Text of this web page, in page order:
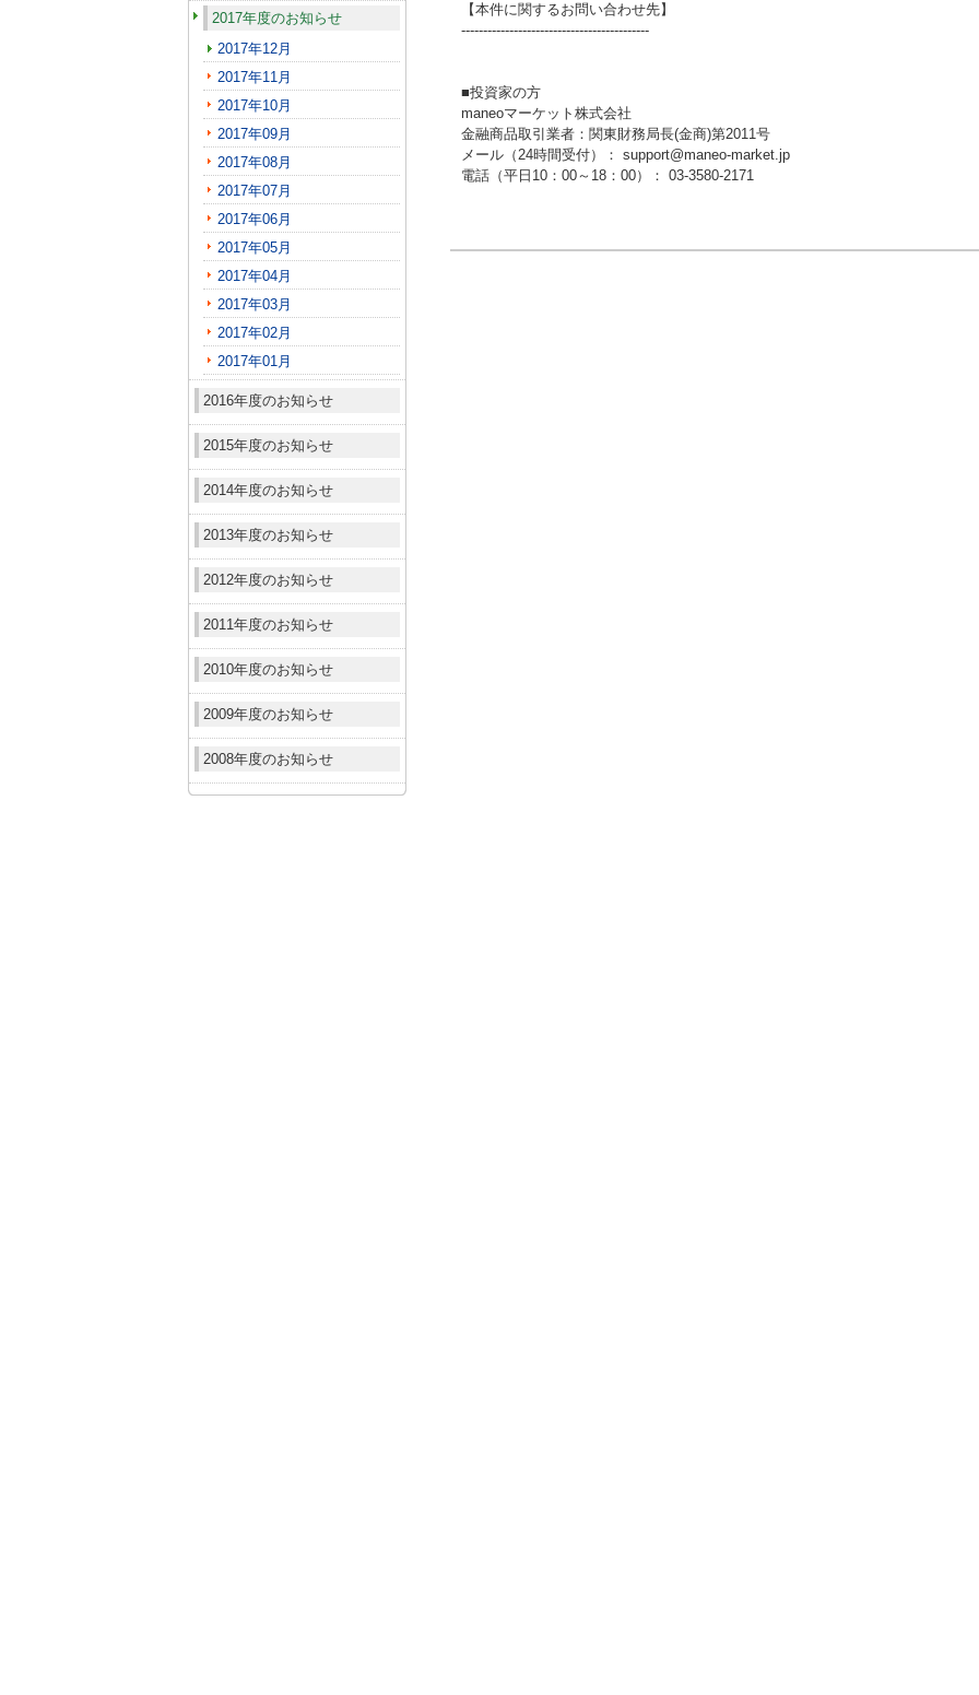
2017年度のお知らせ
2017年12月
2017年11月
2017年10月
2017年09月
2017年08月
2017年07月
2017年06月
2017年05月
2017年04月
2017年03月
2017年02月
2017年01月
2016年度のお知らせ
2015年度のお知らせ
2014年度のお知らせ
2013年度のお知らせ
2012年度のお知らせ
2011年度のお知らせ
2010年度のお知らせ
2009年度のお知らせ
2008年度のお知らせ
【本件に関するお問い合わせ先】
-------------------------------------------
■投資家の方
maneoマーケット株式会社
金融商品取引業者：関東財務局長(金商)第2011号
メール（24時間受付）： support@maneo-market.jp
電話（平日10：00～18：00）： 03-3580-2171